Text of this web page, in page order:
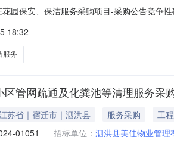
园保安、保洁服务采购项目-采购公告竞争
、保洁服务，详细内容见技术标准和要求
不予调整
18:32
服务
区管网疏通及化粪池等清理服务采
苏省｜宿迁市｜泗洪县 服务采购
工程
01051 招标单位： 泗洪县美佳物业管理